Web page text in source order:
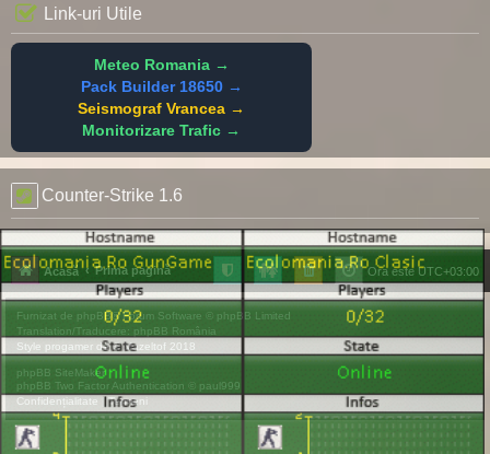
Link-uri Utile
Meteo Romania →
Pack Builder 18650 →
Seismograf Vrancea →
Monitorizare Trafic →
Counter-Strike 1.6
Acasă Prima pagină Ora este UTC+03:00
Furnizat de phpBB® Forum Software © phpBB Limited
Translation/Traducere: phpBB România
Style progamer de ©Mazeltof 2018
phpBB SiteMaker
phpBB Two Factor Authentication © paul999
Confidențialitate |Termeni